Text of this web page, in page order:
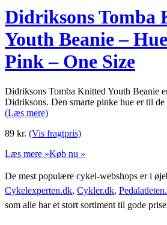
Didriksons Tomba
Youth Beanie –
Pink – One Size
Didriksons Tomba Knitted Youth Beanie
Didriksons. Den smarte pinke hue er til
(Læs mere)
89 kr. (Vis fragtpris)
Læs mere »Køb nu »
De mest populære cykel-webshops er i
Cykelexperten.dk, Cykler.dk,
som alle har et stort sortiment til gode